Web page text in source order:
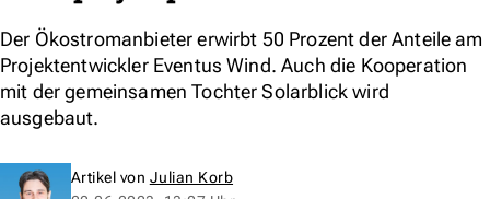
Der Ökostromanbieter erwirbt 50 Prozent der Anteile am
Projektentwickler Eventus Wind. Auch die Kooperation
mit der gemeinsamen Tochter Solarblick wird
ausgebaut.
Artikel von Julian Korb